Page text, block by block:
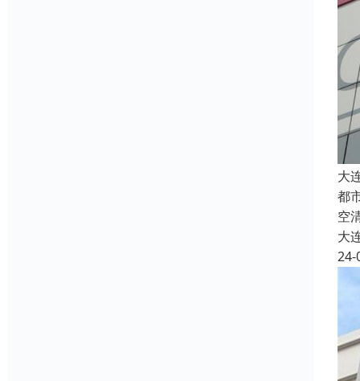
大
都
空
大
24-